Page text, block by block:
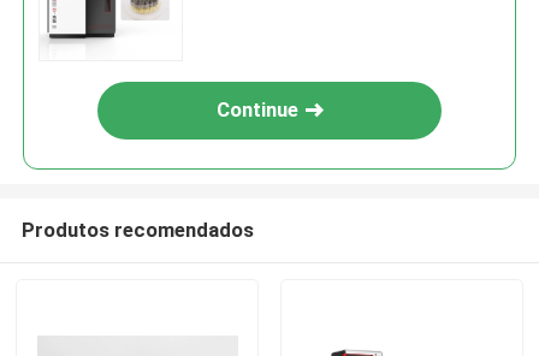
Continue
Produtos recomendados